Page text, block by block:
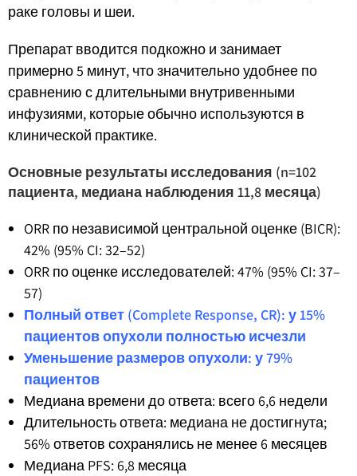
раке головы и шеи.
Препарат вводится подкожно и занимает
примерно 5 минут, что значительно удобнее по
сравнению с длительными внутривенными
инфузиями, которые обычно используются в
клинической практике.
Основные результаты исследования (n=102
пациента, медиана наблюдения 11,8 месяца)
ORR по независимой центральной оценке (BICR):
42% (95% CI: 32–52)
ORR по оценке исследователей: 47% (95% CI: 37–
57)
Полный ответ (Complete Response, CR): у 15%
пациентов опухоли полностью исчезли
Уменьшение размеров опухоли: у 79%
пациентов
Медиана времени до ответа: всего 6,6 недели
Длительность ответа: медиана не достигнута;
56% ответов сохранялись не менее 6 месяцев
Медиана PFS: 6,8 месяца